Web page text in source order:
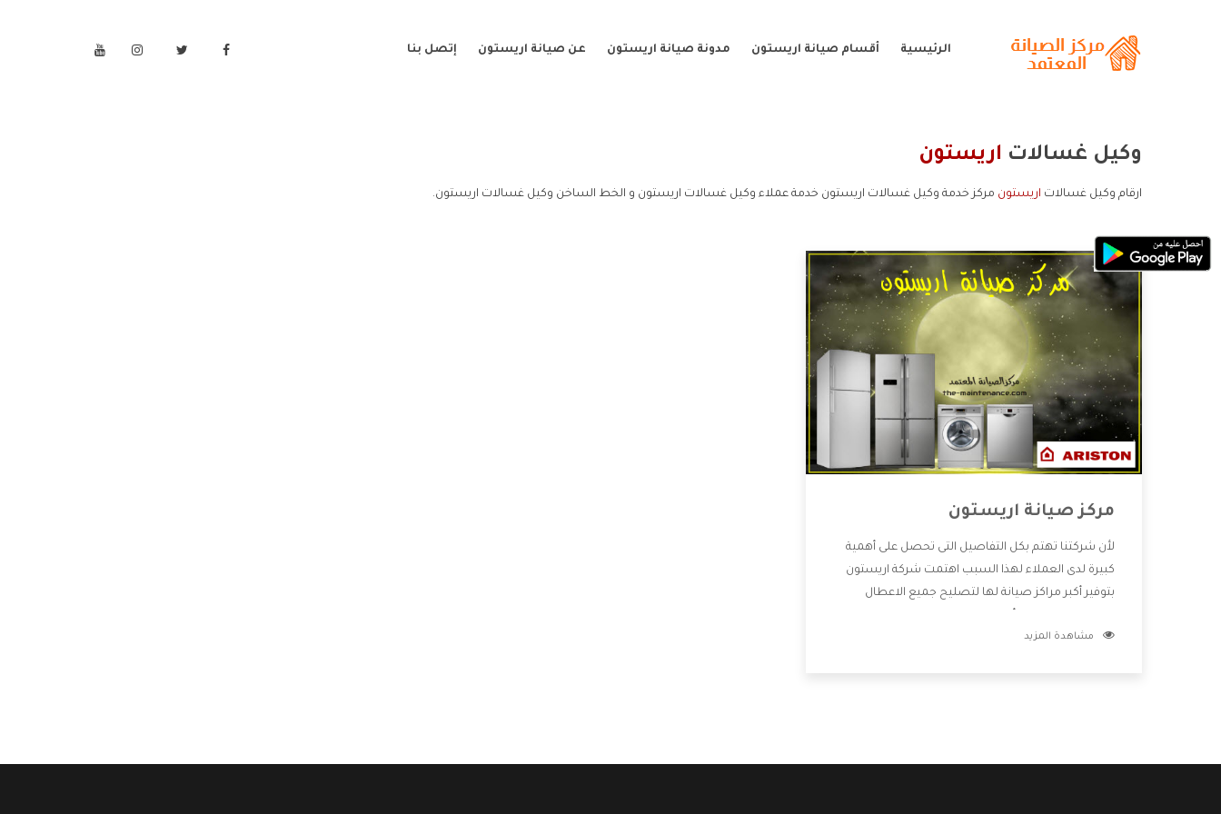
الرئيسية أقسام صيانة اريستون مدونة صيانة اريستون عن صيانة اريستون إتصل بنا
وكيل غسالات اريستون
ارقام وكيل غسالات اريستون مركز خدمة وكيل غسالات اريستون خدمة عملاء وكيل غسالات اريستون و الخط الساخن وكيل غسالات اريستون.
مركز صيانة اريستون
لأن شركتنا تهتم بكل التفاصيل التى تحصل على أهمية
كبيرة لدى العملاء لهذا السبب اهتمت شركة اريستون
بتوفير أكبر مراكز صيانة لها لتصليح جميع الاعطال
فنحن نقدم الافضل لكى نحافظ على مكانتنا وعلى
مشاهدة المزيد